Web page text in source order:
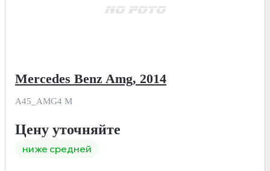
Mercedes Benz Amg, 2014
A45_AMG4 M
Цену уточняйте
ниже средней